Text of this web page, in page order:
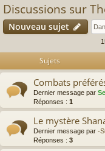
de
Discussions sur
Nouveau sujet
Sujets
Combats
Dernier message par
Réponses : 1
Le mystère
Dernier message par -
Réponses : 3